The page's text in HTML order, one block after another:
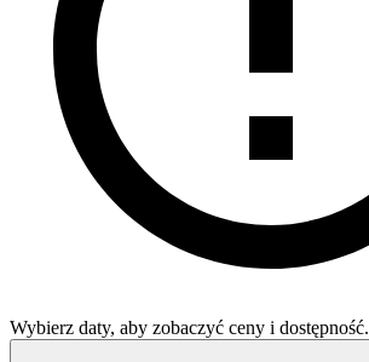
Wybierz daty, aby zobaczyć ceny i dostępność.